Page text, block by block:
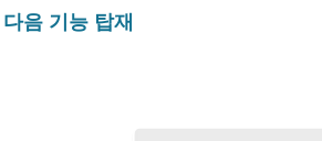
다음 기능 탑재